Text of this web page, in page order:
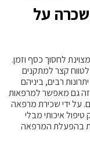
על
לחסוך כסף וזמן.
קצר למתקנים
רבים, ביניהם
זה גם מאפשר למרפאות
על ידי שכירת מרפאה
איכותי מבלי
בהפעלת המרפאה